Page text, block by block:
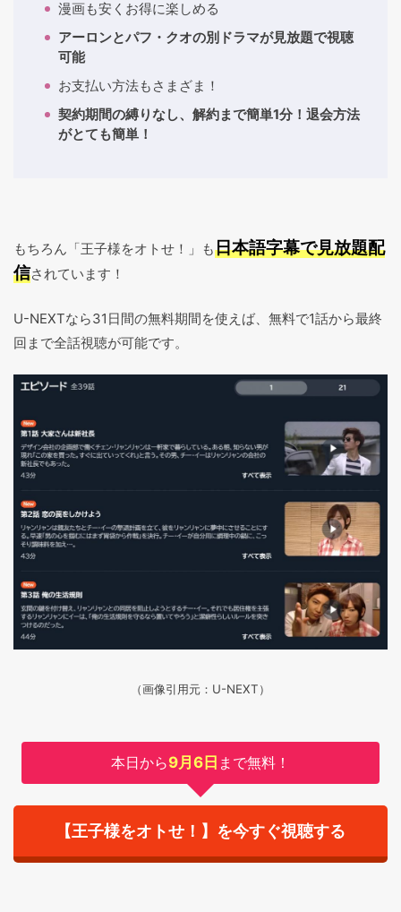
漫画も安くお得に楽しめる
アーロンとパフ・クオの別ドラマが見放題で視聴
可能
お支払い方法もさまざま！
契約期間の縛りなし、解約まで簡単1分！退会方法
がとても簡単！
もちろん「王子様をオトせ！」も日本語字幕で見放題配
信されています！
U-NEXTなら31日間の無料期間を使えば、無料で1話から最終
回まで全話視聴が可能です。
（画像引用元：U-NEXT）
本日から9月6日 まで無料！
【王子様をオトせ！】を今すぐ視聴する